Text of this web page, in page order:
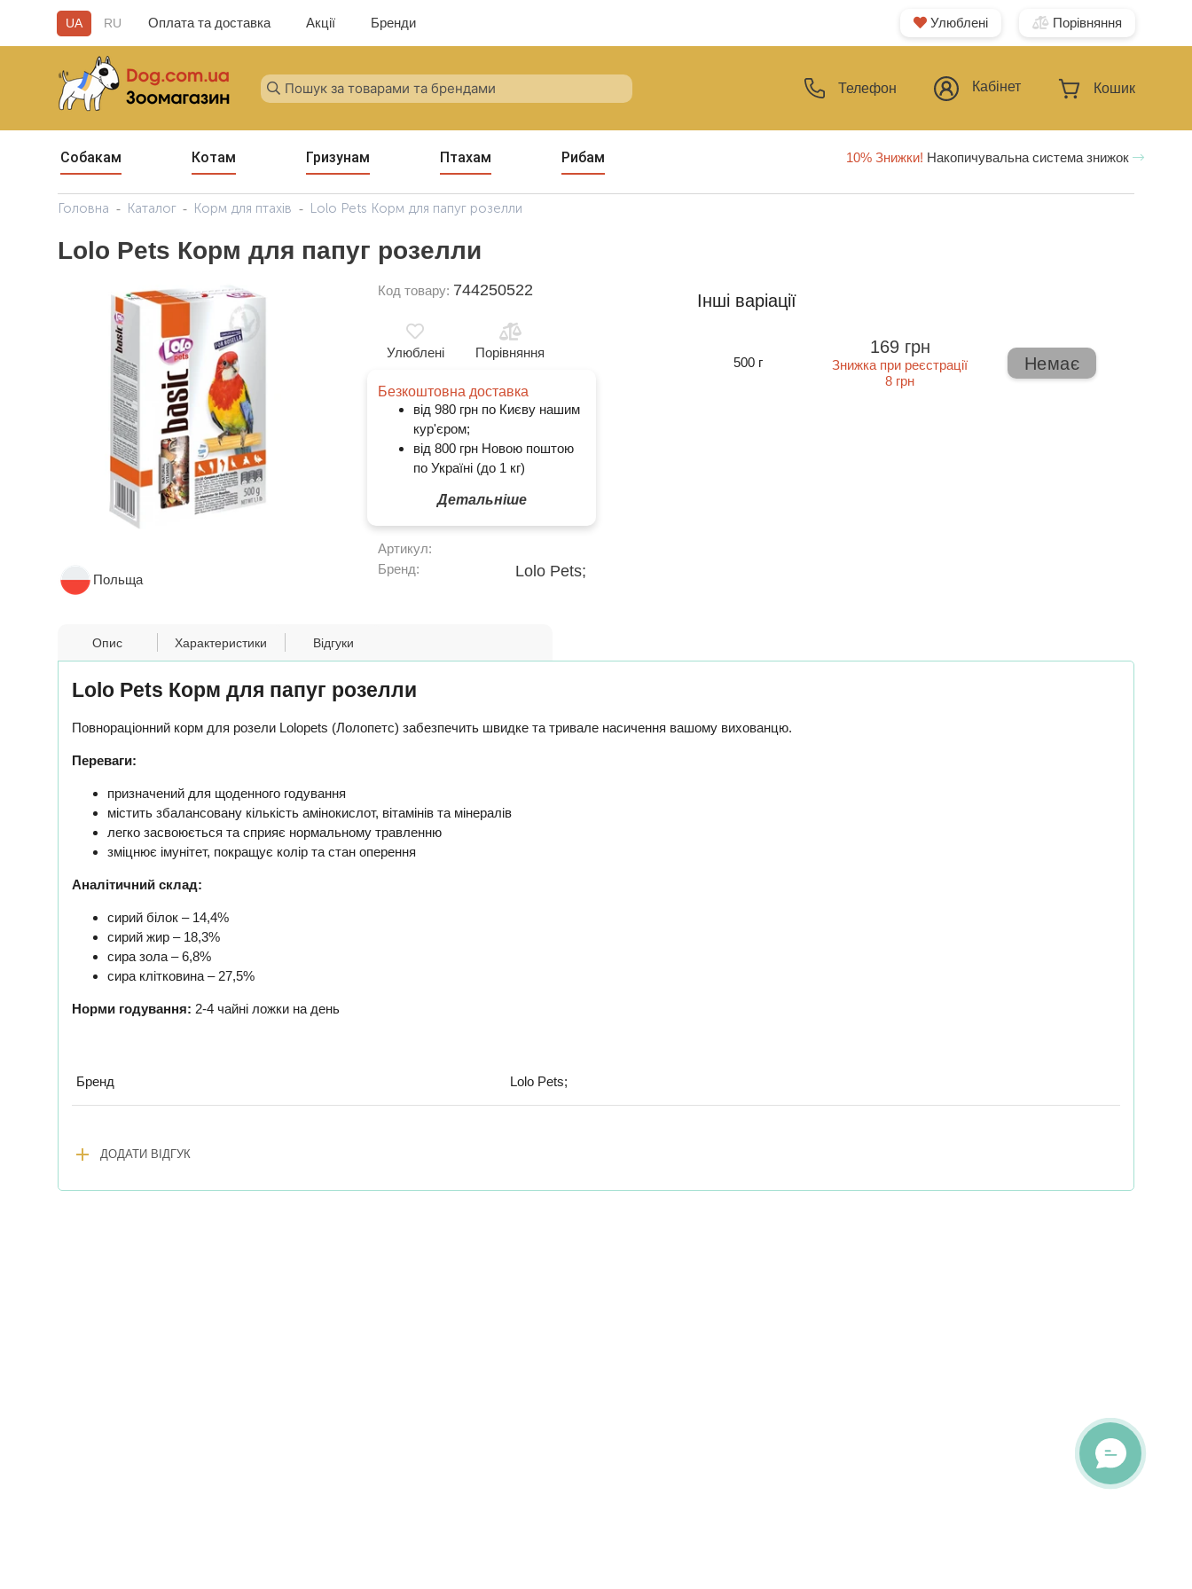
UA RU Оплата та доставка Акції Бренди Улюблені Порівняння
Телефон Кабінет Кошик
Собакам Котам Гризунам Птахам Рибам 10% Знижки! Накопичувальна система знижок
Головна Каталог Корм для птахів Lolo Pets Корм для папуг розелли
Lolo Pets Корм для папуг розелли
Польща
Код товару: 744250522
Улюблені Порівняння
Безкоштовна доставка
від 980 грн по Києву нашим
кур'єром;
від 800 грн Новою поштою
по Україні (до 1 кг)
Детальніше
Артикул:
Бренд:
Lolo Pets;
Інші варіації
500 г
169 грн
Знижка при реєстрації
8 грн
Немає
Опис Характеристики Відгуки
Lolo Pets Корм для папуг розелли
Повнораціонний корм для розели Lolopets (Лолопетс) забезпечить швидке та тривале насичення вашому вихованцю.
Переваги:
призначений для щоденного годування
містить збалансовану кількість амінокислот, вітамінів та мінералів
легко засвоюється та сприяє нормальному травленню
зміцнює імунітет, покращує колір та стан оперення
Аналітичний склад:
сирий білок – 14,4%
сирий жир – 18,3%
сира зола – 6,8%
сира клітковина – 27,5%
Норми годування: 2-4 чайні ложки на день
Бренд Lolo Pets;
add ДОДАТИ ВІДГУК